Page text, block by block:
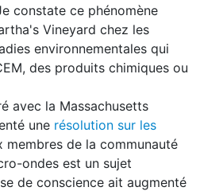
constate ce phénomène
Vineyard chez les
environnementales qui
des produits chimiques ou
avec la Massachusetts
une résolution sur les
membres de la communauté
ondes est un sujet
de conscience ait augmenté